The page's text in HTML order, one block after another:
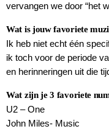
vervangen we door “het
Wat is jouw favoriete
Ik heb niet echt één
ik toch voor de periode
en herinneringen uit die
Wat zijn je 3 favoriete
U2 – One
John Miles- Music